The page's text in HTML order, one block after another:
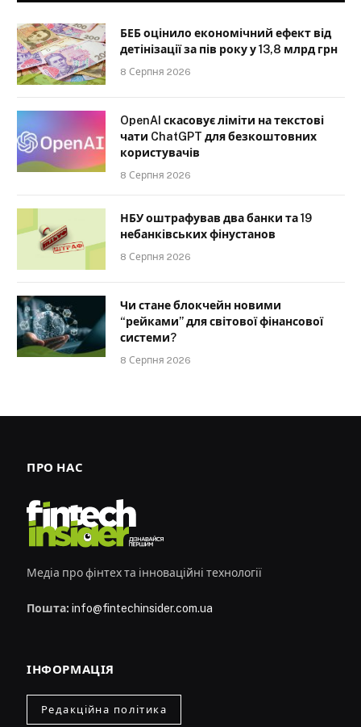
БЕБ оцінило економічний ефект від
детінізації за пів року у 13,8 млрд грн
8 Серпня 2026
OpenAI скасовує ліміти на текстові
чати ChatGPT для безкоштовних
користувачів
8 Серпня 2026
НБУ оштрафував два банки та 19
небанківських фінустанов
8 Серпня 2026
Чи стане блокчейн новими
“рейками” для світової фінансової
системи?
8 Серпня 2026
ПРО НАС
Медіа про фінтех та інноваційні технології
Пошта: info@fintechinsider.com.ua
ІНФОРМАЦІЯ
Редакційна політика